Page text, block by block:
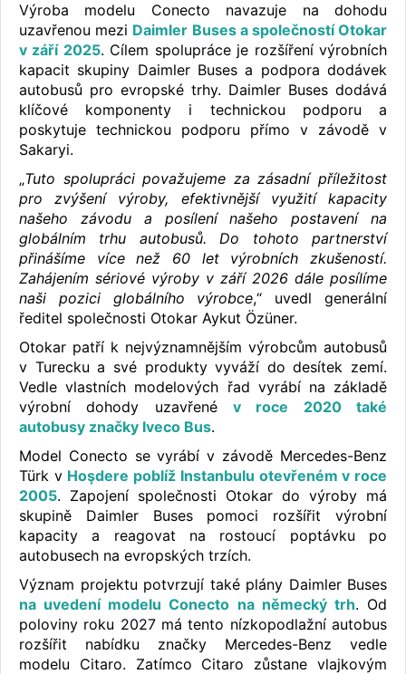
Výroba modelu Conecto navazuje na dohodu
uzavřenou mezi Daimler Buses a společností Otokar
v září 2025. Cílem spolupráce je rozšíření výrobních
kapacit skupiny Daimler Buses a podpora dodávek
autobusů pro evropské trhy. Daimler Buses dodává
klíčové komponenty i technickou podporu a
poskytuje technickou podporu přímo v závodě v
Sakaryi.
„Tuto spolupráci považujeme za zásadní příležitost
pro zvýšení výroby, efektivnější využití kapacity
našeho závodu a posílení našeho postavení na
globálním trhu autobusů. Do tohoto partnerství
přinášíme více než 60 let výrobních zkušeností.
Zahájením sériové výroby v září 2026 dále posílíme
naši pozici globálního výrobce,“ uvedl generální
ředitel společnosti Otokar Aykut Özüner.
Otokar patří k nejvýznamnějším výrobcům autobusů
v Turecku a své produkty vyváží do desítek zemí.
Vedle vlastních modelových řad vyrábí na základě
výrobní dohody uzavřené v roce 2020 také
autobusy značky Iveco Bus.
Model Conecto se vyrábí v závodě Mercedes-Benz
Türk v Hoşdere poblíž Instanbulu otevřeném v roce
2005. Zapojení společnosti Otokar do výroby má
skupině Daimler Buses pomoci rozšířit výrobní
kapacity a reagovat na rostoucí poptávku po
autobusech na evropských trzích.
Význam projektu potvrzují také plány Daimler Buses
na uvedení modelu Conecto na německý trh. Od
poloviny roku 2027 má tento nízkopodlažní autobus
rozšířit nabídku značky Mercedes-Benz vedle
modelu Citaro. Zatímco Citaro zůstane vlajkovým